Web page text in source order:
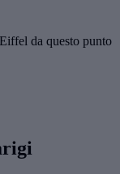
da questo punto